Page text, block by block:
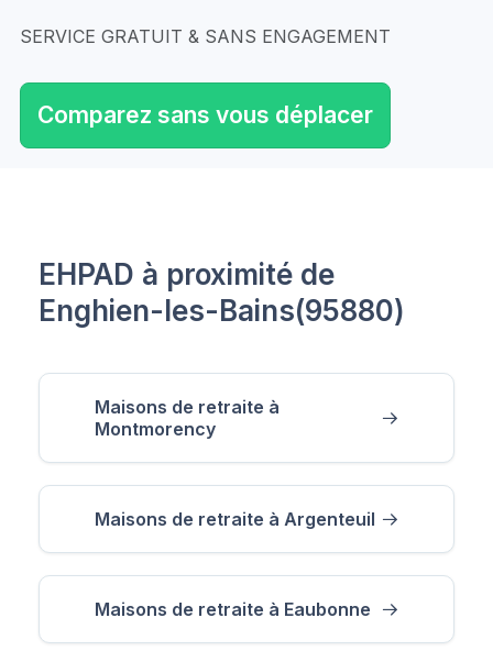
SERVICE GRATUIT & SANS ENGAGEMENT
Comparez sans vous déplacer
EHPAD à proximité de
Enghien-les-Bains(95880)
Maisons de retraite à
Montmorency
Maisons de retraite à Argenteuil
Maisons de retraite à Eaubonne